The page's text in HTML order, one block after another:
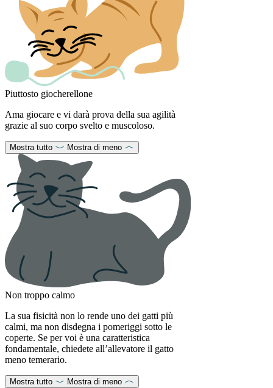
Piuttosto giocherellone
Ama giocare e vi darà prova della sua agilità
grazie al suo corpo svelto e muscoloso.
Mostra tutto Mostra di meno
Non troppo calmo
La sua fisicità non lo rende uno dei gatti più
calmi, ma non disdegna i pomeriggi sotto le
coperte. Se per voi è una caratteristica
fondamentale, chiedete all’allevatore il gatto
meno temerario.
Mostra tutto Mostra di meno